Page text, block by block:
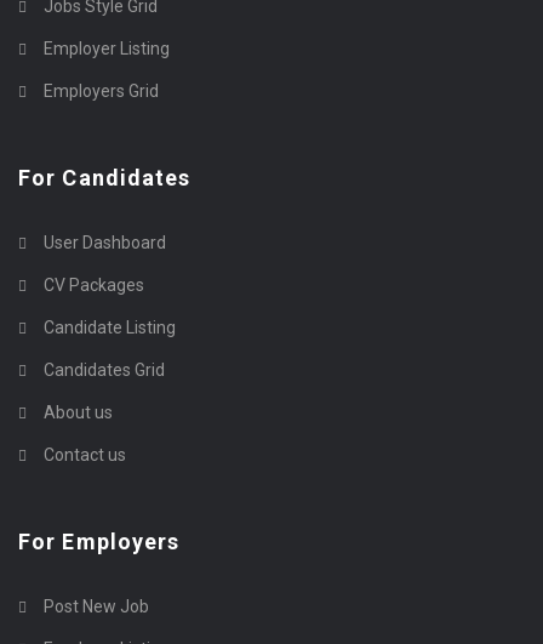
Jobs Style Grid
Employer Listing
Employers Grid
For Candidates
User Dashboard
CV Packages
Candidate Listing
Candidates Grid
About us
Contact us
For Employers
Post New Job